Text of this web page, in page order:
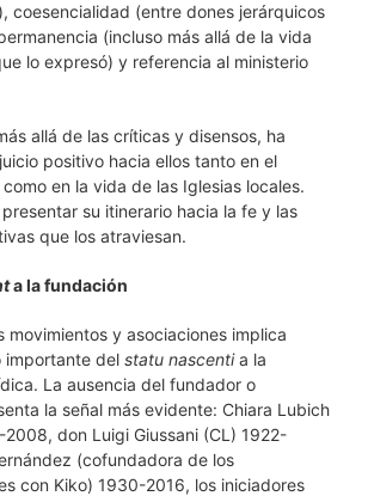
coesencialidad (entre dones jerárquicos
(incluso más allá de la vida
lo expresó) y referencia al ministerio
allá de las críticas y disensos, ha
positivo hacia ellos tanto en el
en la vida de las Iglesias locales.
su itinerario hacia la fe y las
que los atraviesan.
a la fundación
movimientos y asociaciones implica
importante del statu nascentia la
La ausencia del fundador o
la señal más evidente: Chiara Lubich
2008, don Luigi Giussani (CL) 1922-
(cofundadora de los
con Kiko) 1930-2016, los iniciadores